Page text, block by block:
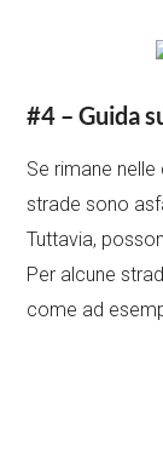
#4 – Guida
Se rimane
strade sono
Tuttavia,
Per alcune
come ad